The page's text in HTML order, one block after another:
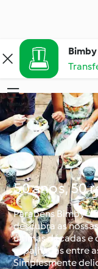
Menu
50 anos, 50
Parabéns Bimby®!
descubra as
últimas décadas e
espalhadas entre
Simplesmente